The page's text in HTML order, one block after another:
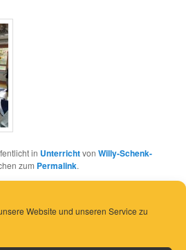
Website und unseren Service zu
in UnterrichtvonWilly-Schenk-
zum Permalink.